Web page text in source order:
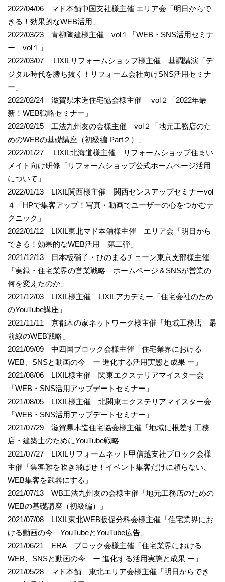
2022/04/06 マド本舗中国支社様主催 エリア会「明日からで
きる！効果的なWEB活用」
2022/03/23 青柳陶建様主催 vol１「WEB・SNS活用セミナ
ー vol１」
2022/03/07 LIXILリフォームショップ様主催 基調講演「デ
ジタル時代を勝ち抜く！リフォーム会社向けSNS活用セミナ
ー」
2022/02/24 滋賀県木造住宅協会様主催 vol２「2022年最
新！WEB戦略セミナー」
2022/02/15 工法九州友の会様主催 vol２「地元工務店のた
めのWEBの基礎講座（初級編 Part２）」
2022/01/27 LIXIL北海道様主催 リフォームショップ住まい
メイト向け研修「リフォームショップ公式ホームページ活用
について」
2022/01/13 LIXIL関西様主催 関西センスアップセミナーvol
４「HPで集客アップ！写真・動画でユーザーの心をつかむテ
クニック」
2022/01/12 LIXIL東北マド本舗様主催 エリア会「明日から
できる！効果的なWEB活用 第二弾」
2021/12/13 日本板硝子・ひのまるチェーン東京支部様主催
「実録・住宅業界の営業戦略 ホームページ＆SNSが営業の
何を変えたのか」
2021/12/03 LIXIL様主催 LIXILアカデミー「住宅会社のため
のYouTube講座」
2021/11/11 京都木の家ネットワーク様主催「地域工務店 最
前線のWEB戦略」
2021/09/09 中四国ブロック会様主催「住宅業界における
WEB、SNSと動画の今 ー 進化する活用実態と成果 ー」
2021/08/06 LIXIL様主催 関東エクステリアマイスター会
「WEB・SNS活用アップデートセミナー」
2021/08/05 LIXIL様主催 北関東エクステリアマイスター会
「WEB・SNS活用アップデートセミナー」
2021/07/29 滋賀県木造住宅協会様主催「地域に根差す工務
店・建築士のためにYouTube戦略
2021/07/27 LIXILリフォームネット甲信越支社ブロック会様
主催「集客難を吹き飛ばせ！イベント集客だけに頼らない、
WEB集客を武器にする」
2021/07/13 WB工法九州友の会様主催「地元工務店のための
WEBの基礎講座（初級編）」
2021/07/08 LIXIL東北WEB販促分科会様主催「住宅業界にお
ける動画の今 YouTubeとYouTube広告」
2021/06/21 ERA ブロック会様主催「住宅業界における
WEB、SNSと動画の今 ー 進化する活用実態と成果 ー」
2021/05/28 マド本舗 東北エリア会様主催「明日からでき